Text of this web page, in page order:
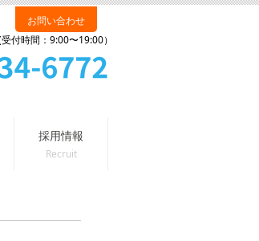
お問い合わせ
付時間：9:00〜19:00）
採用情報